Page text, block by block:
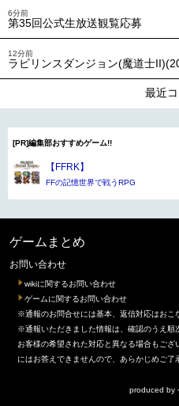
6分前
第35回公式生放送観覧応募
12分前
ラビリンスダンジョン(魔道士
最近
[PR]編集部おすすめゲーム!!
【FFRK】
FFの記憶世界で戦うRPG
ゲームまとめ
お問い合わせ
wikiに関するお問い合わせ
ゲームに関するお問い合わせ
※通報のお問合せには基本、返信対応はおこ
※通報いただきました情報は、確認のうえ順
お客様の希望された対応と異なる場合もご
にはお答えできませんので、あらかじめご了
produced by